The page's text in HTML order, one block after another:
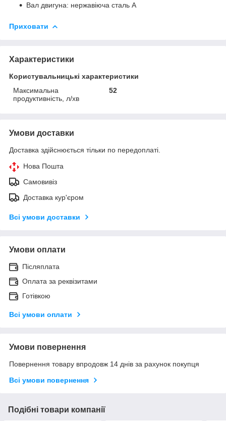
Вал двигуна: нержавіюча сталь A
Приховати
Характеристики
Користувальницькі характеристики
Максимальна
продуктивність, л/хв
52
Умови доставки
Доставка здійснюється тільки по передоплаті.
Нова Пошта
Самовивіз
Доставка кур'єром
Всі умови доставки
Умови оплати
Післяплата
Оплата за реквізитами
Готівкою
Всі умови оплати
Умови повернення
Повернення товару впродовж 14 днів за рахунок покупця
Всі умови повернення
Подібні товари компанії